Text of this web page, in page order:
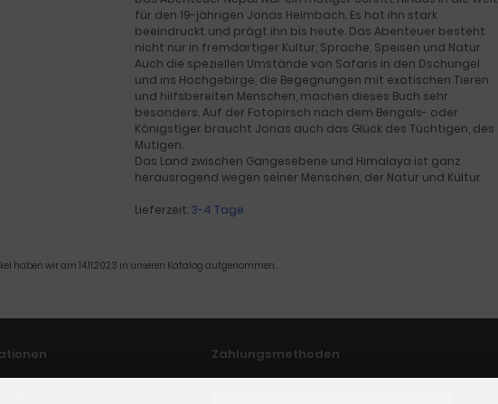
für den 19-jährigen Jonas Heimbach. Es hat ihn stark
beeindruckt und prägt ihn bis heute. Das Abenteuer besteht
nicht nur in fremdartiger Kultur, Sprache, Speisen und Natur.
Auch die speziellen Umstände von Safaris in den Dschungel
und ins Hochgebirge, die Begegnungen mit exotischen Tieren
und hilfsbereiten Menschen, machen dieses Buch sehr
besonders. Auf der Fotopirsch nach dem Bengals- oder
Königstiger braucht Jonas auch das Glück des Tüchtigen, des
Mutigen.
Das Land zwischen Gangesebene und Himalaya ist ganz
herausragend wegen seiner Menschen, der Natur und Kultur.
Lieferzeit:3-4 Tage
haben wir am 14.11.2023 in unseren Katalog aufgenommen.
Zahlungsmethoden